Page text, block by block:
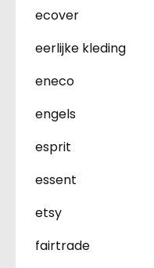
ecover
eerlijke kleding
eneco
engels
esprit
essent
etsy
fairtrade